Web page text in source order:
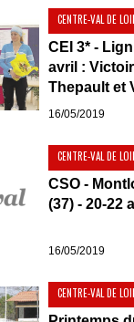
CENTRE-VAL DE
CEI 3* -
avril :
Thepault et
16/05/2019
CENTRE-VAL DE
CSO -
(37) - 20-22
16/05/2019
CENTRE-VAL DE